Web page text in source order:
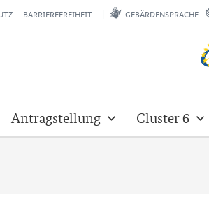
BARRIEREFREIHEIT GEBÄRDENSPRACHE
Antragstellung Cluster 6